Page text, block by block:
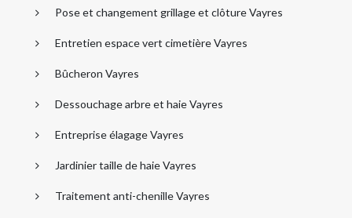
Pose et changement grillage et clôture Vayres
Entretien espace vert cimetière Vayres
Bûcheron Vayres
Dessouchage arbre et haie Vayres
Entreprise élagage Vayres
Jardinier taille de haie Vayres
Traitement anti-chenille Vayres